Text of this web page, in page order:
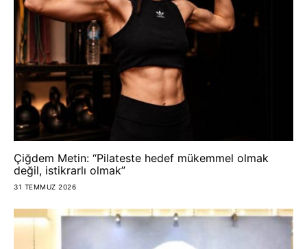
Çiğdem Metin: “Pilateste hedef mükemmel olmak
değil, istikrarlı olmak”
31 TEMMUZ 2026